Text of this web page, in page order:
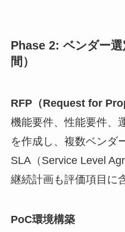
Phase 2: ベンダー
間）
RFP（Request for
機能要件、性能要件、
を作成し、複数ベンダ
SLA（Service Level
継続計画も評価項目に
PoC環境構築